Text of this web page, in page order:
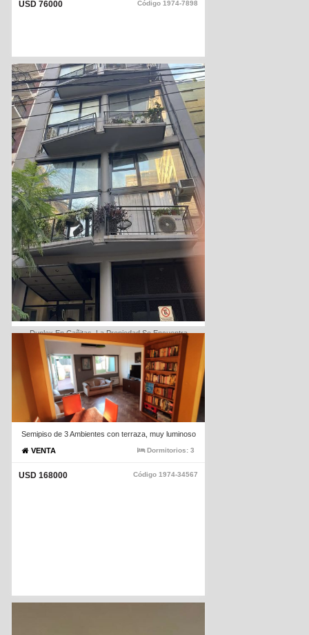
Código 1974-7898
USD 76000
Duplex En Cañitas. La Propiedad Se Encuentra
Alquilada Generando Una Renta Mensual Atractiva Lo
Que La Convierte En Una Inversión Ideal Con
Rentabilidad Desde El Primer Dia
VENTA
Dormitorios:
Código1974-2601
USD 135000
Semipiso de 3 Ambientes con terraza, muy luminoso
VENTA
Dormitorios: 3
Código 1974-34567
USD 168000